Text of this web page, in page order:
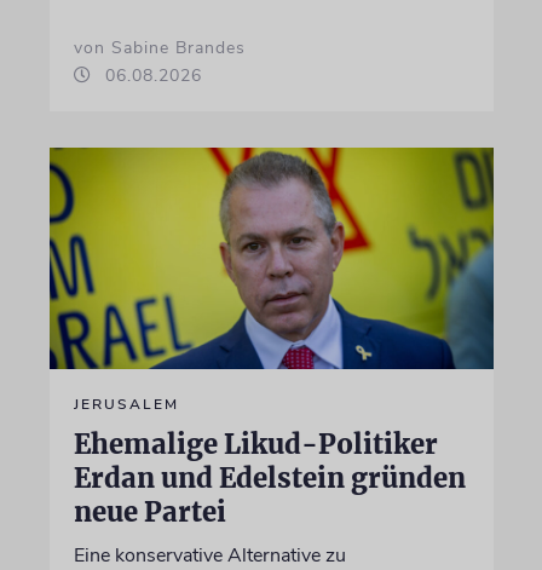
von Sabine Brandes
06.08.2026
JERUSALEM
Ehemalige Likud-Politiker
Erdan und Edelstein gründen
neue Partei
Eine konservative Alternative zu